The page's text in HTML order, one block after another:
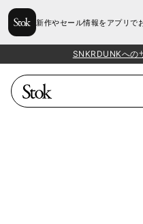
新作やセール情報をアプリで
SNKRDUNKへの